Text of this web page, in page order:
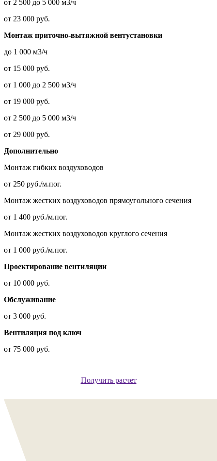
от 2 500 до 5 000 м3/ч
от 23 000 руб.
Монтаж приточно-вытяжной вентустановки
до 1 000 м3/ч
от 15 000 руб.
от 1 000 до 2 500 м3/ч
от 19 000 руб.
от 2 500 до 5 000 м3/ч
от 29 000 руб.
Дополнительно
Монтаж гибких воздуховодов
от 250 руб./м.пог.
Монтаж жестких воздуховодов прямоугольного сечения
от 1 400 руб./м.пог.
Монтаж жестких воздуховодов круглого сечения
от 1 000 руб./м.пог.
Проектирование вентиляции
от 10 000 руб.
Обслуживание
от 3 000 руб.
Вентиляция под ключ
от 75 000 руб.
Получить расчет